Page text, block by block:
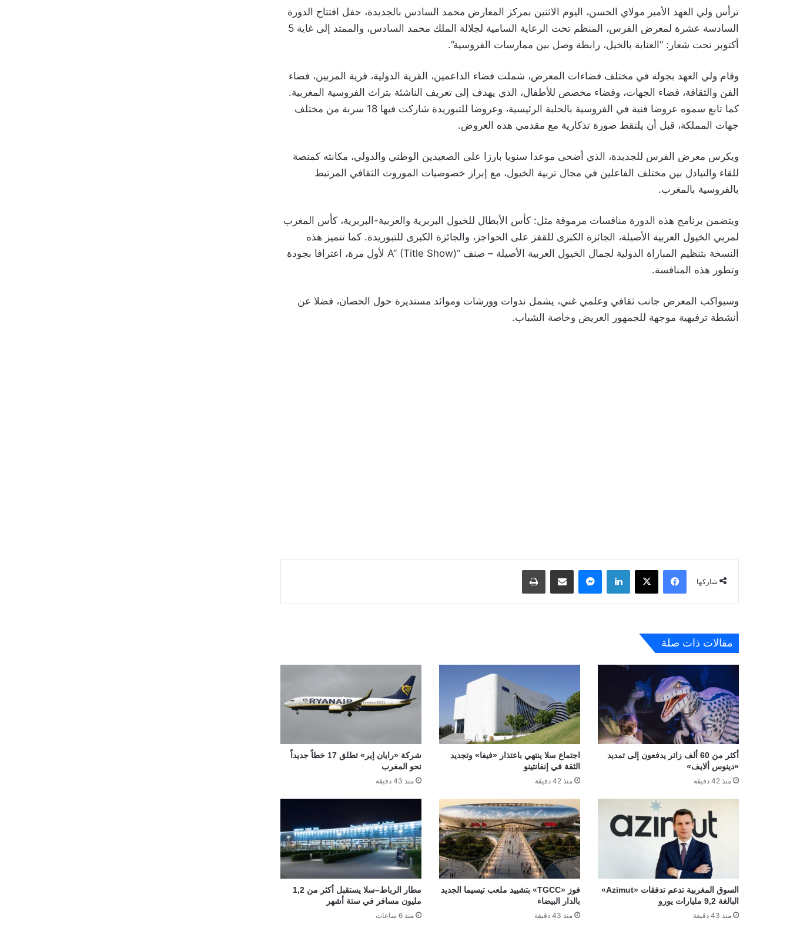
ترأس ولي العهد الأمير مولاي الحسن، اليوم الاثنين بمركز المعارض محمد السادس بالجديدة، حفل افتتاح الدورة
السادسة عشرة لمعرض الفرس، المنظم تحت الرعاية السامية لجلالة الملك محمد السادس، والممتد إلى غاية 5
أكتوبر تحت شعار: “العناية بالخيل، رابطة وصل بين ممارسات الفروسية”.
وقام ولي العهد بجولة في مختلف فضاءات المعرض، شملت فضاء الداعمين، القرية الدولية، قرية المربين، فضاء
الفن والثقافة، فضاء الجهات، وفضاء مخصص للأطفال، الذي يهدف إلى تعريف الناشئة بتراث الفروسية المغربية.
كما تابع سموه عروضا فنية في الفروسية بالحلبة الرئيسية، وعروضا للتبوريدة شاركت فيها 18 سربة من مختلف
جهات المملكة، قبل أن يلتقط صورة تذكارية مع مقدمي هذه العروض.
ويكرس معرض الفرس للجديدة، الذي أضحى موعدا سنويا بارزا على الصعيدين الوطني والدولي، مكانته كمنصة
للقاء والتبادل بين مختلف الفاعلين في مجال تربية الخيول، مع إبراز خصوصيات الموروث الثقافي المرتبط
بالفروسية بالمغرب.
ويتضمن برنامج هذه الدورة منافسات مرموقة مثل: كأس الأبطال للخيول البربرية والعربية-البربرية، كأس المغرب
لمربي الخيول العربية الأصيلة، الجائزة الكبرى للقفز على الحواجز، والجائزة الكبرى للتبوريدة. كما تتميز هذه
النسخة بتنظيم المباراة الدولية لجمال الخيول العربية الأصيلة – صنف “A” (Title Show) لأول مرة، اعترافا بجودة
وتطور هذه المنافسة.
وسيواكب المعرض جانب ثقافي وعلمي غني، يشمل ندوات وورشات وموائد مستديرة حول الحصان، فضلا عن
أنشطة ترفيهية موجهة للجمهور العريض وخاصة الشباب.
شاركها
فيسبوك لينكدإن
مقالات ذات صلة
أكثر من 60 ألف زائر يدفعون إلى تمديد
«دينوس ألايف»
منذ 42 دقيقة
اجتماع سلا ينتهي باعتذار «فيفا» وتجديد
الثقة في إنفانتينو
منذ 42 دقيقة
شركة «رايان إير» تطلق 17 خطاً جديداً
نحو المغرب
منذ 43 دقيقة
السوق المغربية تدعم تدفقات «Azimut»
البالغة 9,2 مليارات يورو
منذ 43 دقيقة
فوز «TGCC» بتشييد ملعب تيسيما الجديد
بالدار البيضاء
منذ 43 دقيقة
مطار الرباط–سلا يستقبل أكثر من 1,2
مليون مسافر في ستة أشهر
منذ 6 ساعات